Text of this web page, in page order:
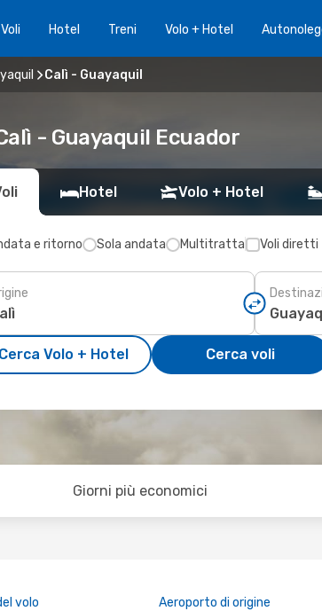
Voli Hotel Treni Volo + Hotel
Calì - Guayaquil
- Guayaquil Ecuador
Hotel Volo + Hotel
e ritorno Sola andata Multitratta Voli diretti
Cerca Volo + Hotel Cerca voli
Giorni più economici
volo Aeroporto di origine